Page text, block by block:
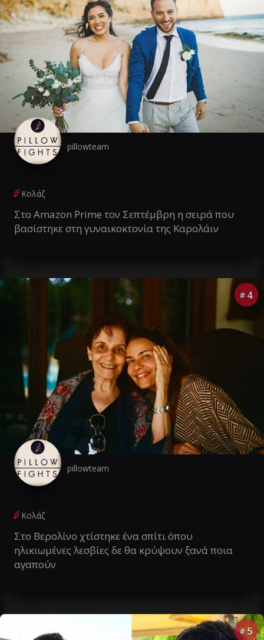
pillowteam
Κολάζ
Στο Amazon Prime τον Σεπτέμβρη η σειρά που
βασίστηκε στη γυναικοκτονία της Καρολάιν
# 4
pillowteam
Κολάζ
Στο Βερολίνο χτίστηκε ένα σπίτι όπου
ηλικιωμένες λεσβίες δε θα κρύψουν ξανά ποια
αγαπούν
# 5